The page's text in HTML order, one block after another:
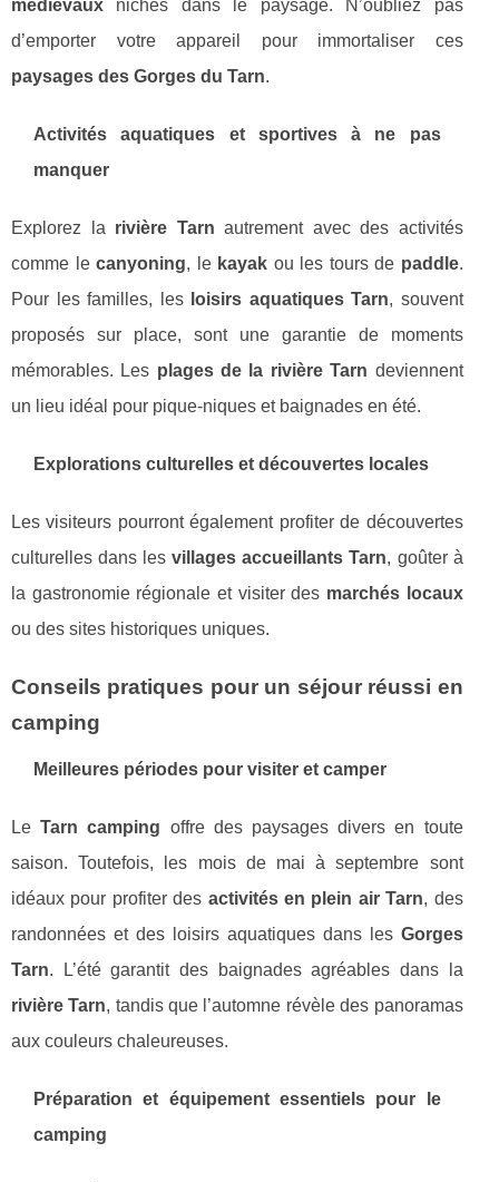
médiévaux nichés dans le paysage. N’oubliez pas
d’emporter votre appareil pour immortaliser ces
paysages des Gorges du Tarn.
Activités aquatiques et sportives à ne pas
manquer
Explorez la rivière Tarn autrement avec des activités
comme lecanyoning, le kayak ou les tours de paddle.
Pour les familles, les loisirs aquatiques Tarn, souvent
proposés sur place, sont une garantie de moments
mémorables. Les plages de la rivière Tarn deviennent
un lieu idéal pour pique-niques et baignades en été.
Explorations culturelles et découvertes locales
Les visiteurs pourront également profiter de découvertes
culturelles dans lesvillages accueillants Tarn, goûter à
la gastronomie régionale et visiter des marchés locaux
ou des sites historiques uniques.
Conseils pratiques pour un séjour réussi en
camping
Meilleures périodes pour visiter et camper
LeTarn camping offre des paysages divers en toute
saison. Toutefois, les mois de mai à septembre sont
idéaux pour profiter des activités en plein air Tarn, des
randonnées et des loisirs aquatiques dans les Gorges
Tarn. L’été garantit des baignades agréables dans la
rivière Tarn, tandis que l’automne révèle des panoramas
aux couleurs chaleureuses.
Préparation et équipement essentiels pour le
camping